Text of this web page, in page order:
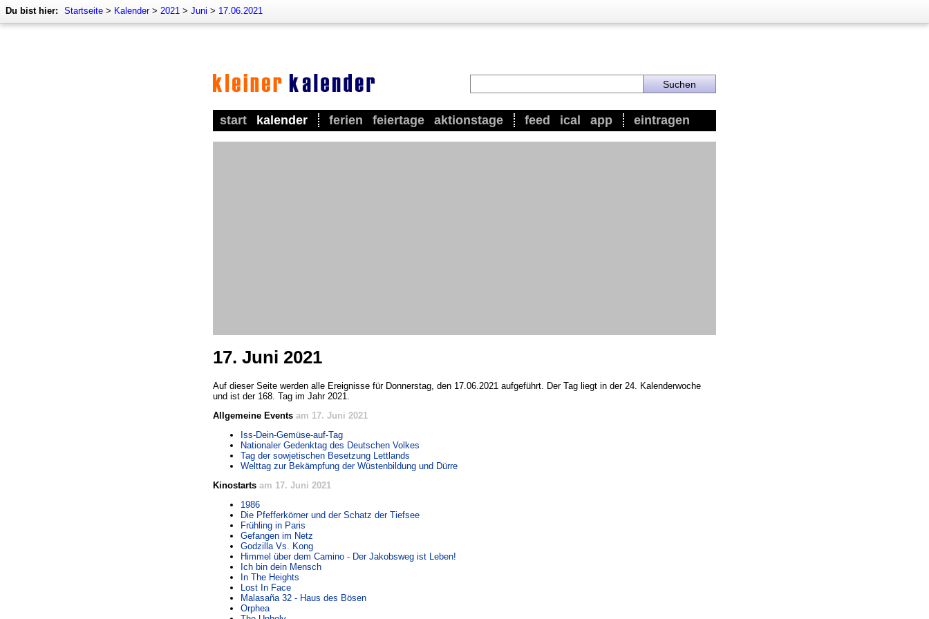
Du bist hier: Startseite > Kalender> 2021 > Juni > 17.06.2021
start kalender ferien feiertage aktionstage feed ical app eintragen
17. Juni 2021
Auf dieser Seite werden alle Ereignisse für Donnerstag, den 17.06.2021 aufgeführt. Der Tag liegt in der 24. Kalenderwoche
und ist der 168. Tag im Jahr 2021.
Allgemeine Events am 17. Juni 2021
Iss-Dein-Gemüse-auf-Tag
Nationaler Gedenktag des Deutschen Volkes
Tag der sowjetischen Besetzung Lettlands
Welttag zur Bekämpfung der Wüstenbildung und Dürre
Kinostarts am 17. Juni 2021
1986
Die Pfefferkörner und der Schatz der Tiefsee
Frühling in Paris
Gefangen im Netz
Godzilla Vs. Kong
Himmel über dem Camino - Der Jakobsweg ist Leben!
Ich bin dein Mensch
In The Heights
Lost In Face
Malasaña 32 - Haus des Bösen
Orphea